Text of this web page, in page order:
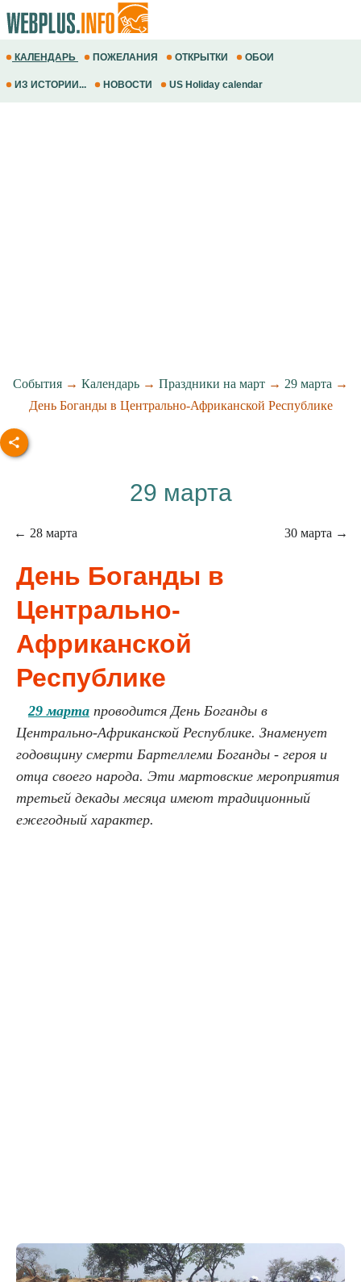
КАЛЕНДАРЬ ПОЖЕЛАНИЯ ОТКРЫТКИ ОБОИ
ИЗ ИСТОРИИ... НОВОСТИ US Holiday calendar
События → Календарь → Праздники на март → 29 марта →
День Боганды в Центрально-Африканской Республике
29 марта
← 28 марта 30 марта →
День Боганды в
Центрально-
Африканской
Республике
29 марта проводится День Боганды в
Центрально-Африканской Республике. Знаменует
годовщину смерти Бартеллеми Боганды - героя и
отца своего народа. Эти мартовские мероприятия
третьей декады месяца имеют традиционный
ежегодный характер.